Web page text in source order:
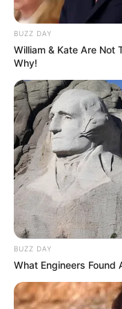
10 Pose
Mainstream
Banget
8 Kata Lucu
Minggu ala
Ngenes
BUZZ DAY
William & Kate Are Not
Why!
BUZZ DAY
What Engineers Found